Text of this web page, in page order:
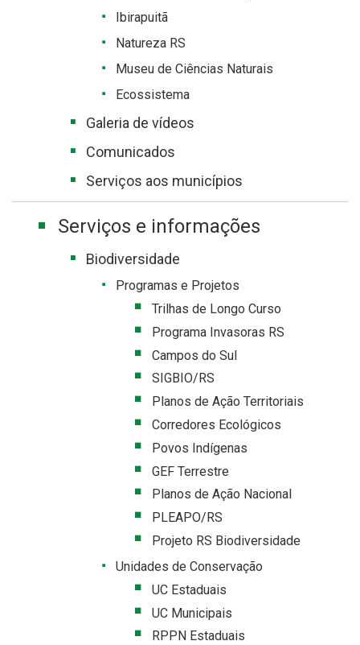
Ibirapuitã
Natureza RS
Museu de Ciências Naturais
Ecossistema
Galeria de vídeos
Comunicados
Serviços aos municípios
Serviços e informações
Biodiversidade
Programas e Projetos
Trilhas de Longo Curso
Programa Invasoras RS
Campos do Sul
SIGBIO/RS
Planos de Ação Territoriais
Corredores Ecológicos
Povos Indígenas
GEF Terrestre
Planos de Ação Nacional
PLEAPO/RS
Projeto RS Biodiversidade
Unidades de Conservação
UC Estaduais
UC Municipais
RPPN Estaduais